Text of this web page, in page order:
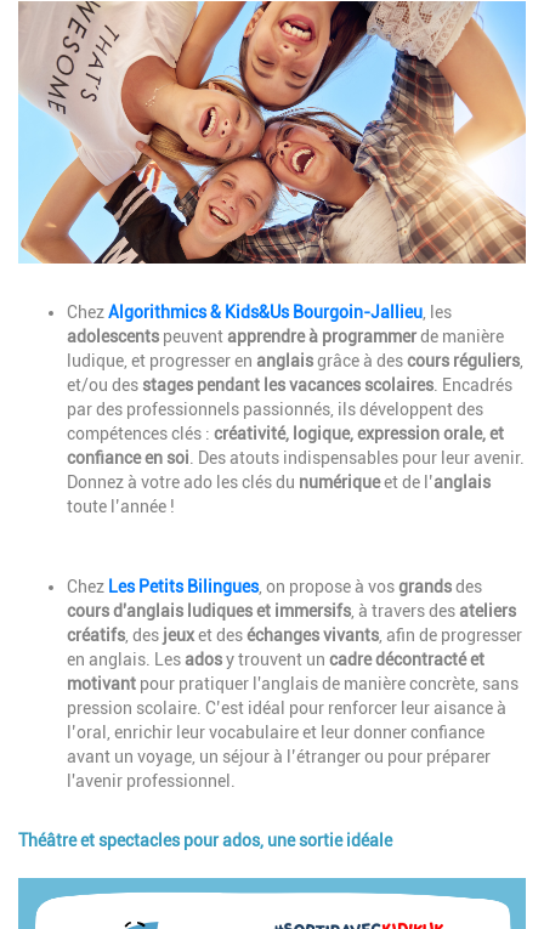
Description
ChezAlgorithmics & Kids&Us Bourgoin-Jallieu, les
adolescents peuventapprendre à programmerde manière
ludique, et progresser en anglaisgrâce à descours réguliers,
et/ou desstages pendant les vacances scolaires. Encadrés
par des professionnels passionnés, ils développent des
compétences clés : créativité, logique, expression orale, et
confiance en soi. Des atouts indispensables pour leur avenir.
Donnez à votre ado les clés du numériqueet de l’anglais
toute l’année !
Description
Chez Les Petits Bilingues, on propose à vosgrandsdes
cours d'anglais ludiques et immersifs, à travers desateliers
créatifs, des jeuxet deséchanges vivants, afin de progresser
en anglais. Lesadosy trouvent un cadre décontracté et
motivant pour pratiquer l'anglais de manière concrète, sans
pression scolaire. C’est idéal pour renforcer leur aisance à
l’oral, enrichir leur vocabulaire et leur donner confiance
avant un voyage, un séjour à l’étranger ou pour préparer
l'avenir professionnel.
Théâtre et spectacles pour ados, une sortie idéale